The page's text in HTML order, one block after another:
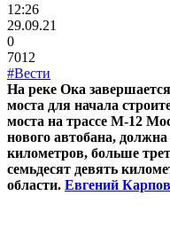
12:26
29.09.21
0
7012
#Вести
На реке Ока
моста для начала
моста на трассе М-12
нового автобана, должна
километров, больше
семьдесят девять
области. Евгений Карпов